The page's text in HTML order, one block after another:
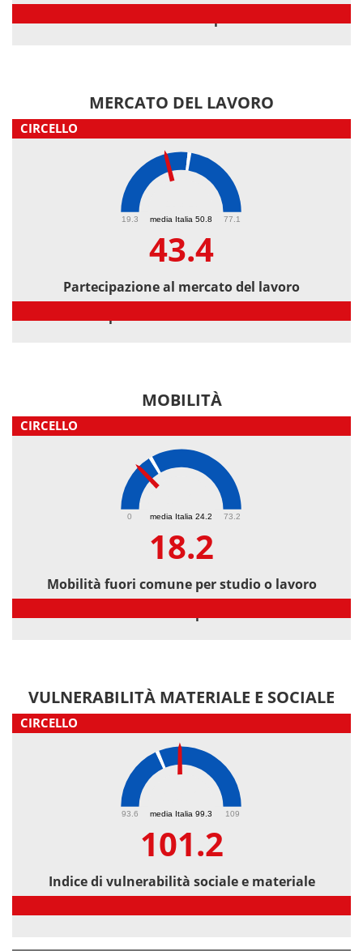
MERCATO DEL LAVORO
CIRCELLO
media Italia 50.8
19.3 77.1
43.4
Partecipazione al mercato del lavoro
MOBILITÀ
CIRCELLO
media Italia 24.2
0 73.2
18.2
Mobilità fuori comune per studio o lavoro
VULNERABILITÀ MATERIALE E SOCIALE
CIRCELLO
media Italia 99.3
93.6 109
101.2
Indice di vulnerabilità sociale e materiale